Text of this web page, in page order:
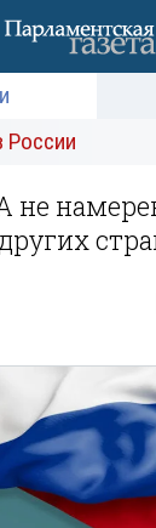
России